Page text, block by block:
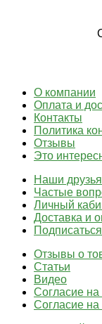
О компании
Оплата и
Контакты
Политика
Отзывы
Это
Наши друзья
Частые
Личный
Доставка и
Отзывы о
Статьи
Видео
Согласие
Согласие